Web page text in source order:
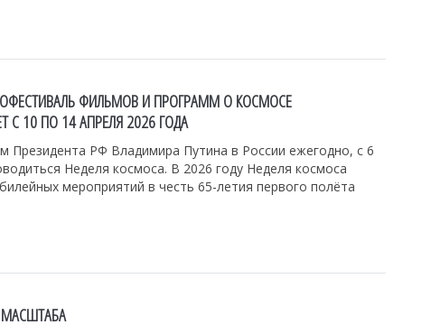
ФИЛЬМОВ И ПРОГРАММ О КОСМОСЕ
С 10 ПО 14 АПРЕЛЯ 2026 ГОДА
Президента РФ Владимира Путина в России ежегодно, с 6
Неделя космоса. В 2026 году Неделя космоса
мероприятий в честь 65-летия первого полёта